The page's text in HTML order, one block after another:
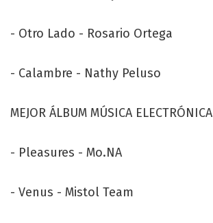
- Otro Lado - Rosario Ortega
- Calambre - Nathy Peluso
MEJOR ÁLBUM MÚSICA ELECTRÓNICA
- Pleasures - Mo.NA
- Venus - Mistol Team